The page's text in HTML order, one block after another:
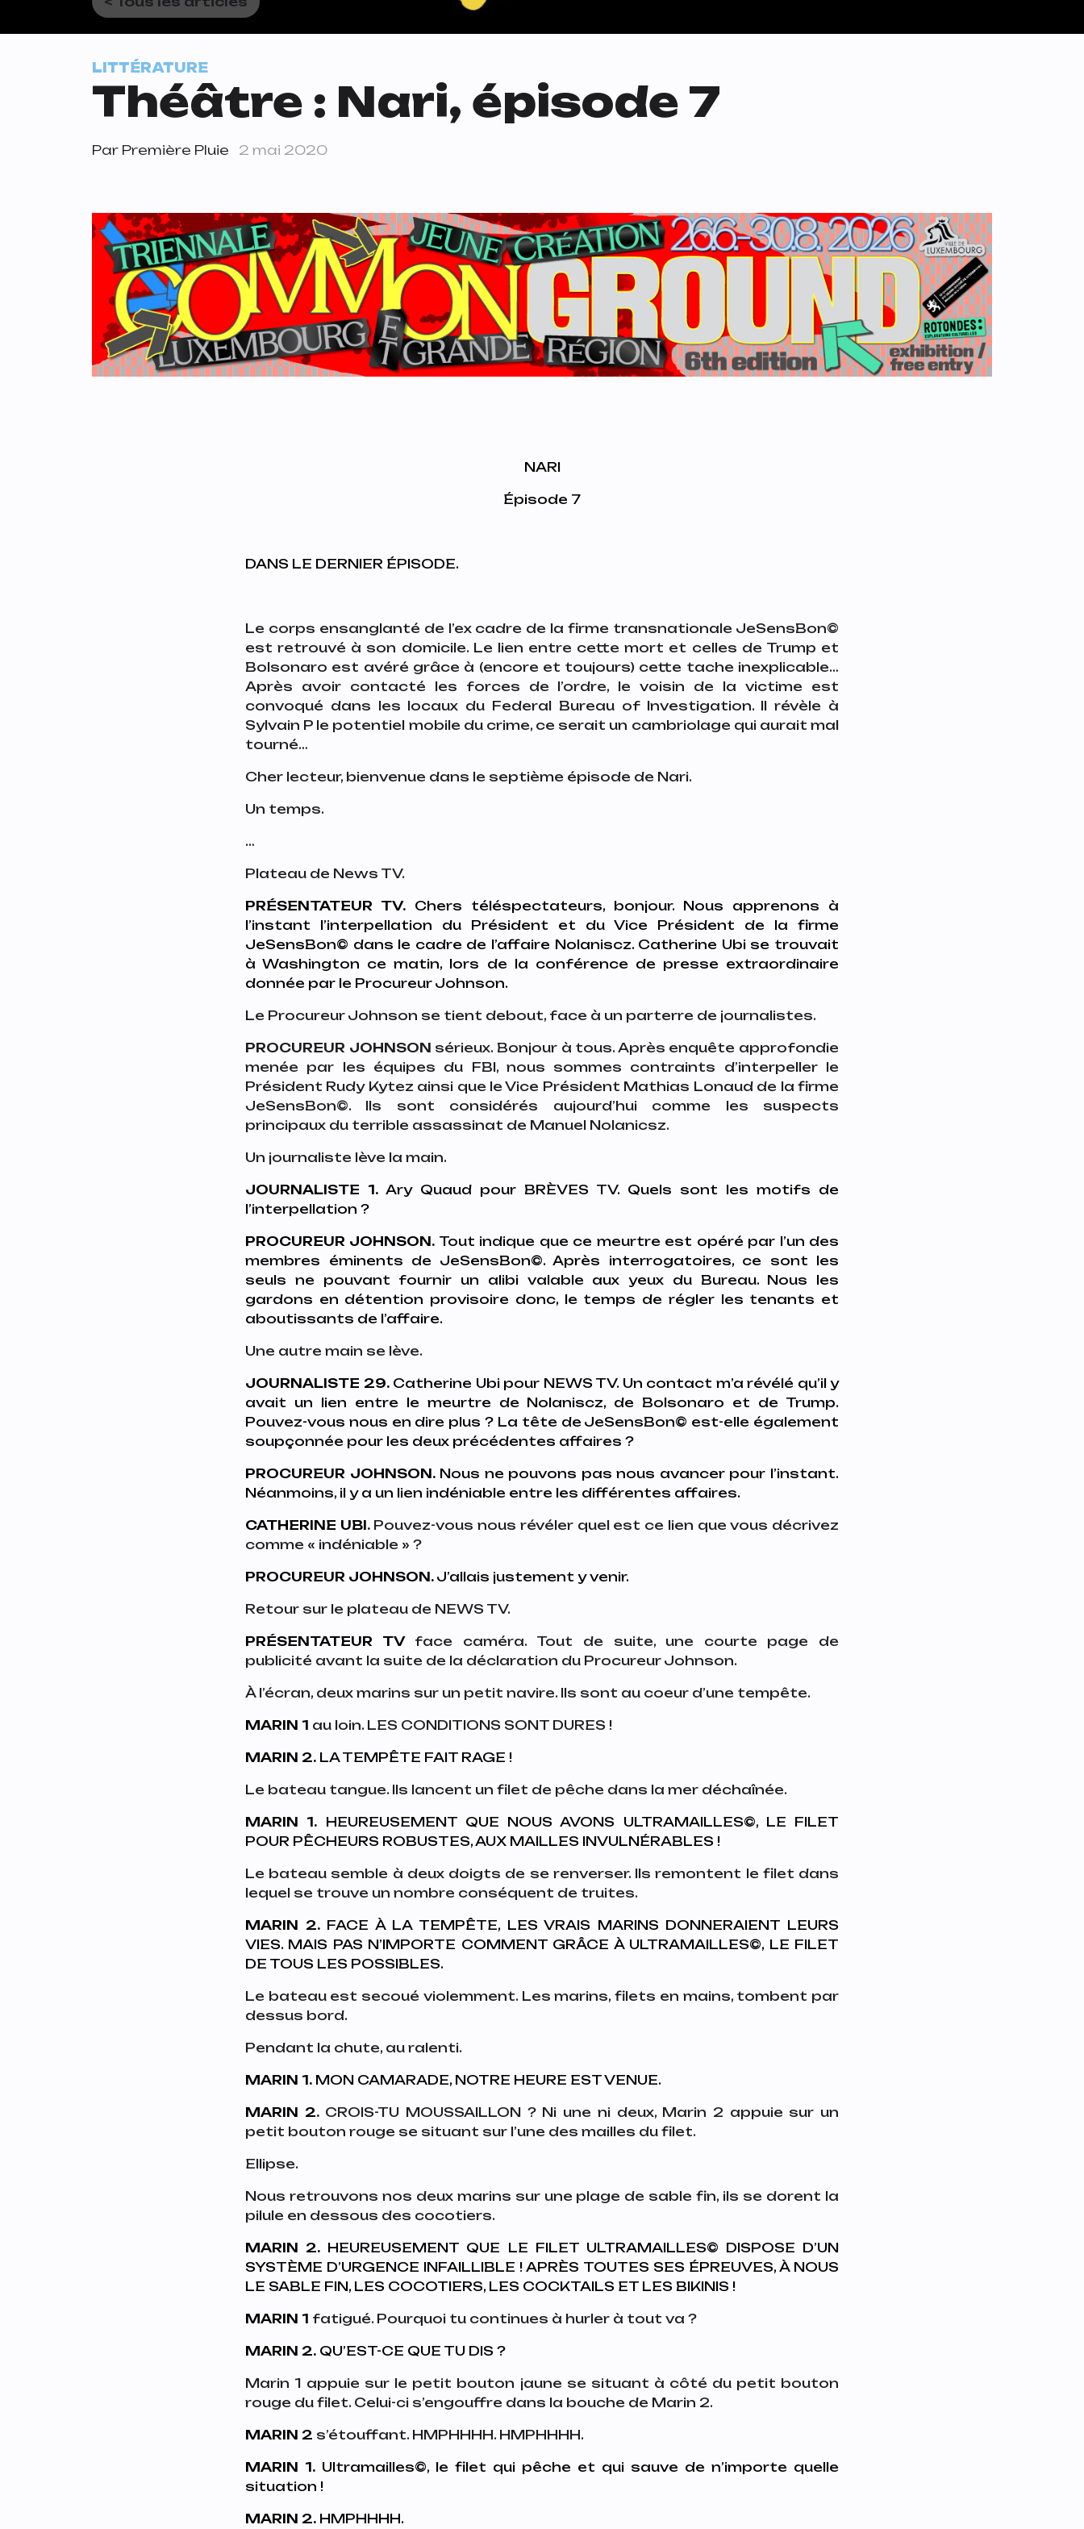
LITTÉRATURE
Théâtre : Nari, épisode 7
Par Première Pluie 2 mai 2020
NARI
Épisode 7
DANS LE DERNIER ÉPISODE.
Le corps ensanglanté de l’ex cadre de la firme transnationale JeSensBon©️
est retrouvé à son domicile. Le lien entre cette mort et celles de Trump et
Bolsonaro est avéré grâce à (encore et toujours) cette tache inexplicable…
Après avoir contacté les forces de l’ordre, le voisin de la victime est
convoqué dans les locaux du Federal Bureau of Investigation. Il révèle à
Sylvain P le potentiel mobile du crime, ce serait un cambriolage qui aurait mal
tourné…
Cher lecteur, bienvenue dans le septième épisode de Nari.
Un temps.
…
Plateau de News TV.
PRÉSENTATEUR TV. Chers téléspectateurs, bonjour. Nous apprenons à
l’instant l’interpellation du Président et du Vice Président de la firme
JeSensBon©️ dans le cadre de l’affaire Nolaniscz. Catherine Ubi se trouvait
à Washington ce matin, lors de la conférence de presse extraordinaire
donnée par le Procureur Johnson.
Le Procureur Johnson se tient debout, face à un parterre de journalistes.
PROCUREUR JOHNSON sérieux. Bonjour à tous. Après enquête approfondie
menée par les équipes du FBI, nous sommes contraints d’interpeller le
Président Rudy Kytez ainsi que le Vice Président Mathias Lonaud de la firme
JeSensBon©️. Ils sont considérés aujourd’hui comme les suspects
principaux du terrible assassinat de Manuel Nolanicsz.
Un journaliste lève la main.
JOURNALISTE 1. Ary Quaud pour BRÈVES TV. Quels sont les motifs de
l’interpellation ?
PROCUREUR JOHNSON. Tout indique que ce meurtre est opéré par l’un des
membres éminents de JeSensBon©️. Après interrogatoires, ce sont les
seuls ne pouvant fournir un alibi valable aux yeux du Bureau. Nous les
gardons en détention provisoire donc, le temps de régler les tenants et
aboutissants de l’affaire.
Une autre main se lève.
JOURNALISTE 29.Catherine Ubi pour NEWS TV. Un contact m’a révélé qu’il y
avait un lien entre le meurtre de Nolaniscz, de Bolsonaro et de Trump.
Pouvez-vous nous en dire plus ? La tête de JeSensBon©️ est-elle également
soupçonnée pour les deux précédentes affaires ?
PROCUREUR JOHNSON.Nous ne pouvons pas nous avancer pour l’instant.
Néanmoins, il y a un lien indéniable entre les différentes affaires.
CATHERINE UBI. Pouvez-vous nous révéler quel est ce lien que vous décrivez
comme « indéniable » ?
PROCUREUR JOHNSON. J’allais justement y venir.
Retour sur le plateau de NEWS TV.
PRÉSENTATEUR TV face caméra. Tout de suite, une courte page de
publicité avant la suite de la déclaration du Procureur Johnson.
À l’écran, deux marins sur un petit navire. Ils sont au coeur d’une tempête.
MARIN 1 au loin. LES CONDITIONS SONT DURES !
MARIN 2. LA TEMPÊTE FAIT RAGE !
Le bateau tangue. Ils lancent un filet de pêche dans la mer déchaînée.
MARIN 1. HEUREUSEMENT QUE NOUS AVONS ULTRAMAILLES©️, LE FILET
POUR PÊCHEURS ROBUSTES, AUX MAILLES INVULNÉRABLES !
Le bateau semble à deux doigts de se renverser. Ils remontent le filet dans
lequel se trouve un nombre conséquent de truites.
MARIN 2.FACE À LA TEMPÊTE, LES VRAIS MARINS DONNERAIENT LEURS
VIES. MAIS PAS N’IMPORTE COMMENT GRÂCE À ULTRAMAILLES©️, LE FILET
DE TOUS LES POSSIBLES.
Le bateau est secoué violemment. Les marins, filets en mains, tombent par
dessus bord.
Pendant la chute, au ralenti.
MARIN 1. MON CAMARADE, NOTRE HEURE EST VENUE.
MARIN 2. CROIS-TU MOUSSAILLON ? Ni une ni deux, Marin 2 appuie sur un
petit bouton rouge se situant sur l’une des mailles du filet.
Ellipse.
Nous retrouvons nos deux marins sur une plage de sable fin, ils se dorent la
pilule en dessous des cocotiers.
MARIN 2. HEUREUSEMENT QUE LE FILET ULTRAMAILLES©️ DISPOSE D’UN
SYSTÈME D’URGENCE INFAILLIBLE ! APRÈS TOUTES SES ÉPREUVES, À NOUS
LE SABLE FIN, LES COCOTIERS, LES COCKTAILS ET LES BIKINIS !
MARIN 1 fatigué. Pourquoi tu continues à hurler à tout va ?
MARIN 2. QU’EST-CE QUE TU DIS ?
Marin 1 appuie sur le petit bouton jaune se situant à côté du petit bouton
rouge du filet. Celui-ci s’engouffre dans la bouche de Marin 2.
MARIN 2 s’étouffant. HMPHHHH. HMPHHHH.
MARIN 1. Ultramailles©️, le filet qui pêche et qui sauve de n’importe quelle
situation !
MARIN 2. HMPHHHH.